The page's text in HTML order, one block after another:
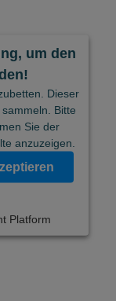
um den
Dieser
Bitte
Sie der
anzuzeigen.
Platform